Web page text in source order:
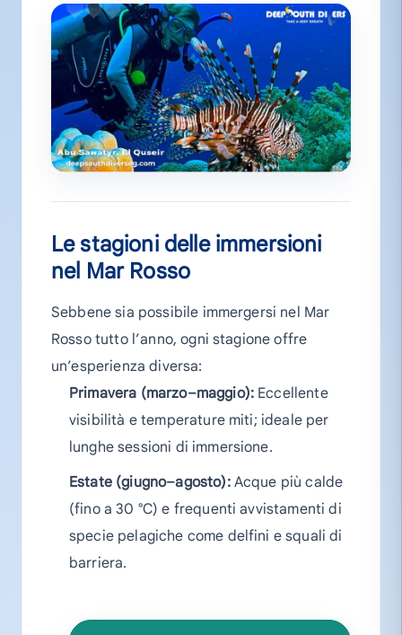
Le stagioni delle immersioni
nel Mar Rosso
Sebbene sia possibile immergersi nel Mar
Rosso tutto l’anno, ogni stagione offre
un’esperienza diversa:
Primavera (marzo–maggio): Eccellente
visibilità e temperature miti; ideale per
lunghe sessioni di immersione.
Estate (giugno–agosto):Acque più calde
(fino a 30 °C) e frequenti avvistamenti di
specie pelagiche come delfini e squali di
barriera.